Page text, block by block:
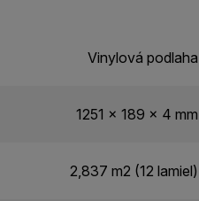
Vinylová podlaha
1251 x 189 x 4 mm
2,837 m2 (12 lamiel)